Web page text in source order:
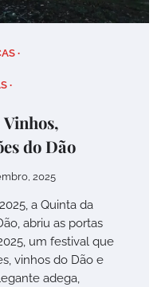
do Dão
2025
a Quinta da
abriu as portas
um festival que
vinhos do Dão e
adega,